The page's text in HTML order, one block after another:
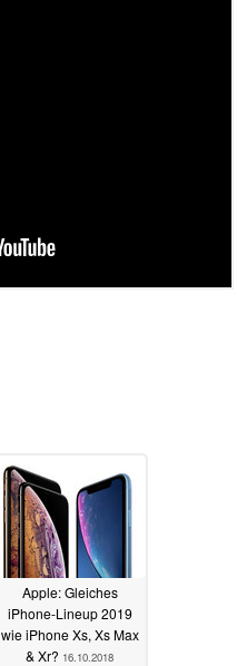
Apple: Gleiches
iPhone-Lineup 2019
wie iPhone Xs, Xs Max
& Xr? 16.10.2018